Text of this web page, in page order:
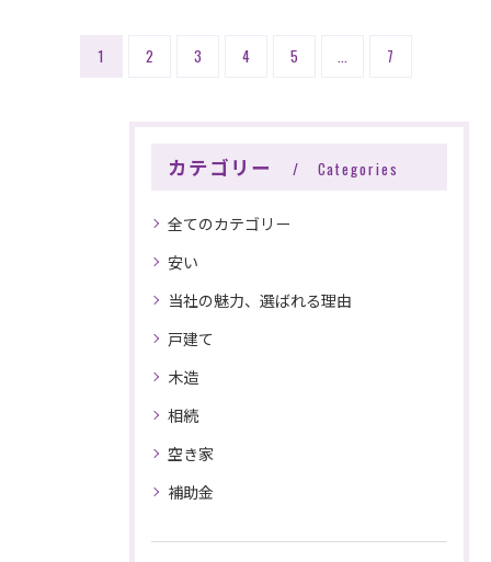
1 2 3 4 5 ... 7
カテゴリー Categories
全てのカテゴリー
安い
当社の魅力、選ばれる理由
戸建て
木造
相続
空き家
補助金
株式会社ユーネクト